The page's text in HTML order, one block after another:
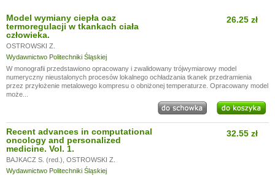
Model wymiany ciepła oaz
termoregulacji w tkankach ciała
człowieka.
OSTROWSKI Z.
Wydawnictwo Politechniki Śląskiej
26.25 zł
W monografii przedstawiono opracowany i zwalidowany trójwymiarowy model
numeryczny nieustalonych procesów lokalnego ochładzania tkanek przedramienia
przez przyłożenie metalowego kompresu o obniżonej temperaturze. Opracowany model
może...
Recent advances in computational
oncology and personalized
medicine. Vol. 1.
BAJKACZ S. (red.) OSTROWSKI Z.
Wydawnictwo Politechniki Śląskiej
32.55 zł